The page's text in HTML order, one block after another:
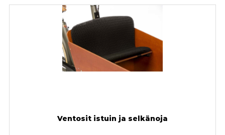
Ventosit istuin ja selkänoja